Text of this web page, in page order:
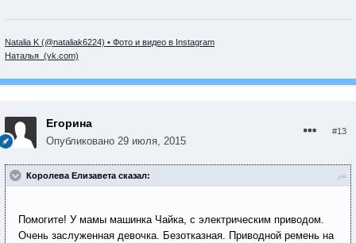
Natalia K (@nataliak6224) • Фото и видео в Instagram
Наталья (vk.com)
Егорина
Опубликовано 29 июля, 2015
#13
Королева Елизавета сказал:
Помогите! У мамы машинка Чайка, с электрическим приводом.
Очень заслуженная девочка. Безотказная. Приводной ремень на